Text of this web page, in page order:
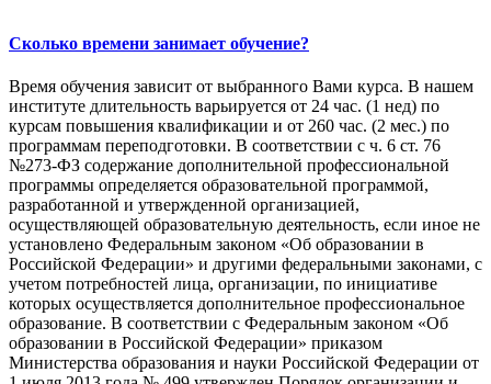
Сколько времени занимает обучение?
Время обучения зависит от выбранного Вами курса. В нашем
институте длительность варьируется от 24 час. (1 нед) по
курсам повышения квалификации и от 260 час. (2 мес.) по
программам переподготовки. В соответствии с ч. 6 ст. 76
№273-ФЗ содержание дополнительной профессиональной
программы определяется образовательной программой,
разработанной и утвержденной организацией,
осуществляющей образовательную деятельность, если иное не
установлено Федеральным законом «Об образовании в
Российской Федерации» и другими федеральными законами, с
учетом потребностей лица, организации, по инициативе
которых осуществляется дополнительное профессиональное
образование. В соответствии с Федеральным законом «Об
образовании в Российской Федерации» приказом
Министерства образования и науки Российской Федерации от